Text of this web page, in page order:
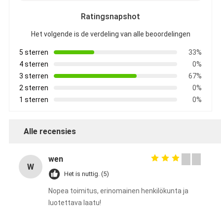
Ratingsnapshot
Het volgende is de verdeling van alle beoordelingen
5 sterren
33%
4 sterren
0%
3 sterren
67%
2 sterren
0%
1 sterren
0%
Alle recensies
W
wen
Het is nuttig. (5)
Nopea toimitus, erinomainen henkilökunta ja
luotettava laatu!